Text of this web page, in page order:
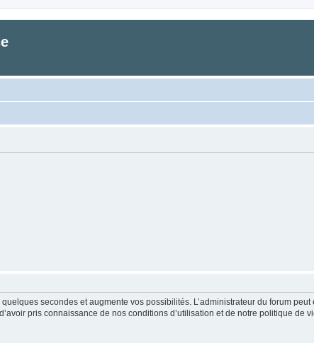
secondes et augmente vos possibilités. L’administrateur du forum
pris connaissance de nos conditions d’utilisation et de notre politique de